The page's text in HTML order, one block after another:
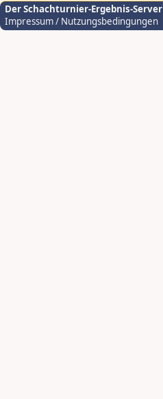
Der Schachturnier-Ergebnis-Server
Impressum / Nutzungsbedingungen